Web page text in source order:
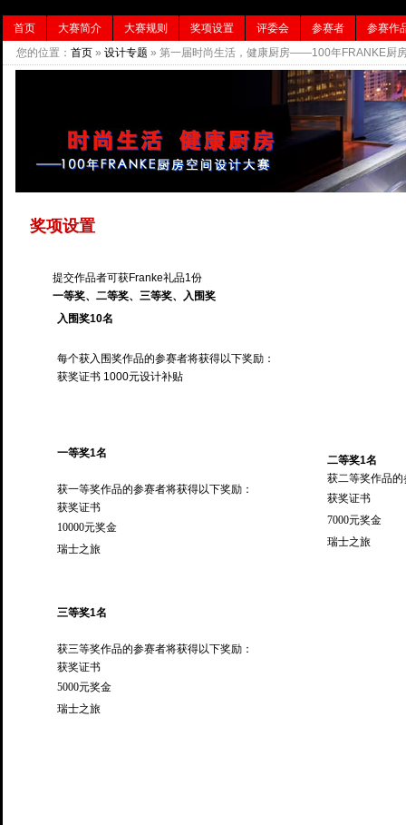
首页 大赛简介 大赛规则 奖项设置 评委会 参赛者
参赛作
您的位置： 首页» 设计专题 » 第一届时尚生活，健康厨房——100年FRANKE厨
奖项设置
提交作品者可获Franke礼品1份
一等奖、二等奖、三等奖、入围奖
入围奖10名
每个获入围奖作品的参赛者将获得以下奖励：
获奖证书 1000元设计补贴
一等奖1名
获一等奖作品的参赛者将获得以下奖励：
获奖证书
10000元奖金
瑞士之旅
二等奖1名
获二等奖作品
获奖证书
7000元奖金
瑞士之旅
三等奖1名
获三等奖作品的参赛者将获得以下奖励：
获奖证书
5000元奖金
瑞士之旅